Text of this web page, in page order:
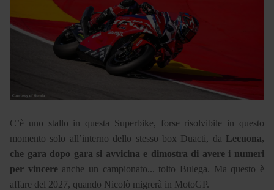
C’è uno stallo in questa Superbike, forse risolvibile in questo
momento solo all’interno dello stesso box Duacti, da Lecuona,
che gara dopo gara si avvicina e dimostra di avere i numeri
per vincereanche un campionato... tolto Bulega. Ma questo è
affare del 2027, quando Nicolò migrerà in MotoGP.